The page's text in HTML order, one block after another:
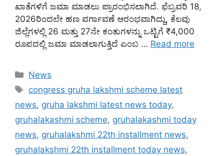
ಖಾತೆಗಳಿಗೆ ಜಮಾ ಮಾಡಲು ಪ್ರಾರಂಭಿಸಲಾಗಿದೆ. ಫೆಬ್ರವರಿ 18,
2026ರಿಂದಲೇ ಹಣ ವರ್ಗಾವಣೆ ಆರಂಭವಾಗಿದ್ದು, ಕೆಲವು
ಜಿಲ್ಲೆಗಳಲ್ಲಿ 26 ಮತ್ತು 27ನೇ ಕಂತುಗಳನ್ನು ಒಟ್ಟಿಗೆ ₹4,000
ರೂಪದಲ್ಲಿ ಜಮಾ ಮಾಡಲಾಗುತ್ತಿದೆ ಎಂಬ … Read more
Categories
News
Tags
congress gruha lakshmi scheme latest
news, gruha lakshmi latest news today,
gruhalakashmi scheme, gruhalakashmi today
news, gruhalakshmi 22th installment news,
gruhalakshmi 22th installment today news,